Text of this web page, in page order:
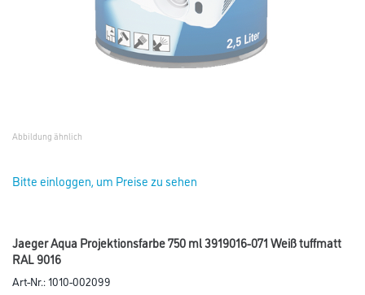
Abbildung ähnlich
Bitte einloggen, um Preise zu sehen
Jaeger Aqua Projektionsfarbe 750 ml 3919016-071 Weiß tuffmatt
RAL 9016
Art-Nr.:1010-002099